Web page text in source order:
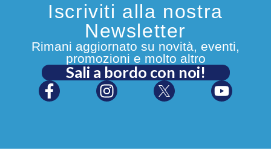
Iscriviti alla nostra
Newsletter
Rimani aggiornato su novità, eventi,
promozioni e molto altro
Sali a bordo con noi!